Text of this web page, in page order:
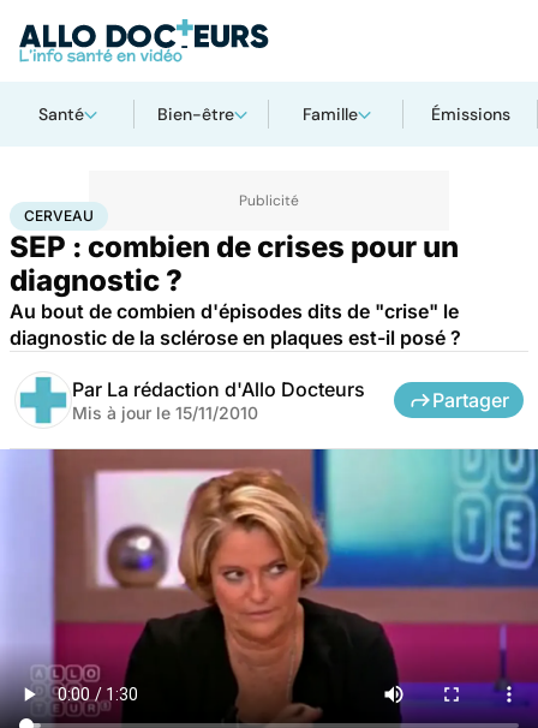
Santé Bien-être Famille Émissions
AccueilSanté Maladies neurologiques
CERVEAU
SEP : combien de crises pour un
diagnostic ?
Au bout de combien d'épisodes dits de "crise" le
diagnostic de la sclérose en plaques est-il posé ?
Par La rédaction d'Allo Docteurs
Mis à jour le 15/11/2010
Partager